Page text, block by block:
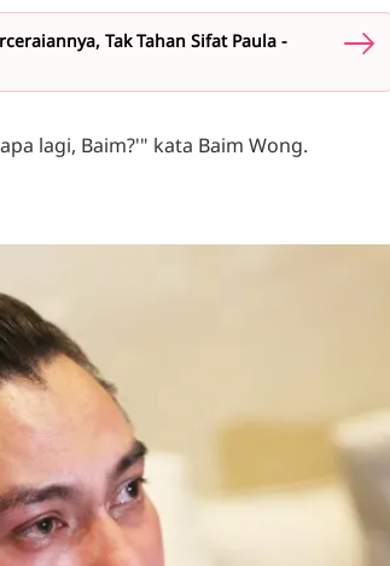
Tak Tahan Sifat Paula -
lagi, Baim?'" kata Baim Wong.